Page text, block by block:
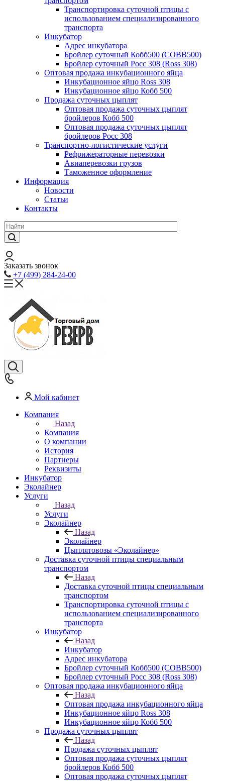
Транспортировка суточной птицы с
использованием специализированного
транспорта
Инкубатор
Адрес инкубатора
Бройлер суточный Кобб500 (COBB500)
Бройлер суточный Росс 308 (Ross 308)
Оптовая продажа инкубационного яйца
Инкубационное яйцо Ross 308
Инкубационное яйцо Кобб 500
Продажа суточных цыплят
Оптовая продажа суточных цыплят
бройлеров Кобб 500
Оптовая продажа суточных цыплят
бройлеров Росс 308
Транспортно-логистические услуги
Рефрижераторные перевозки
Авиаперевозки грузов
Таможенное оформление
Информация
Новости
Статьи
Контакты
Заказать звонок
+7 (499) 284-24-00
Мой кабинет
Компания
Назад
Компания
О компании
История
Партнеры
Реквизиты
Инкубатор
Эколайнер
Услуги
Назад
Услуги
Эколайнер
Назад
Эколайнер
Цыплятовозы «Эколайнер»
Доставка суточной птицы специальным
транспортом
Назад
Доставка суточной птицы специальным
транспортом
Транспортировка суточной птицы с
использованием специализированного
транспорта
Инкубатор
Назад
Инкубатор
Адрес инкубатора
Бройлер суточный Кобб500 (COBB500)
Бройлер суточный Росс 308 (Ross 308)
Оптовая продажа инкубационного яйца
Назад
Оптовая продажа инкубационного яйца
Инкубационное яйцо Ross 308
Инкубационное яйцо Кобб 500
Продажа суточных цыплят
Назад
Продажа суточных цыплят
Оптовая продажа суточных цыплят
бройлеров Кобб 500
Оптовая продажа суточных цыплят